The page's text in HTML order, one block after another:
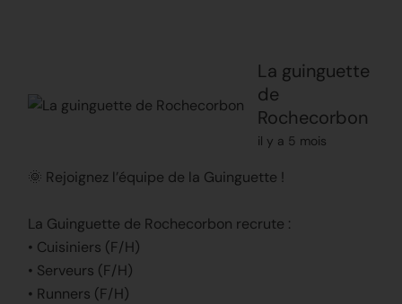
La guinguette
de
Rochecorbon
il y a 5 mois
🌞 Rejoignez l’équipe de la Guinguette !
La Guinguette de Rochecorbon recrute :
• Cuisiniers (F/H)
• Serveurs (F/H)
• Runners (F/H)